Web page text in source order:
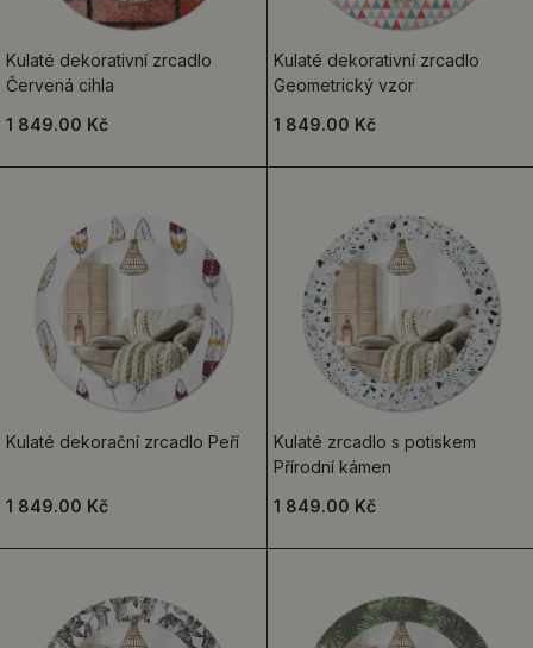
Kulaté dekorativní zrcadlo
Červená cihla
1 849.00 Kč
Kulaté dekorativní zrcadlo
Geometrický vzor
1 849.00 Kč
Kulaté dekorační zrcadlo Peří
1 849.00 Kč
Kulaté zrcadlo s potiskem
Přírodní kámen
1 849.00 Kč